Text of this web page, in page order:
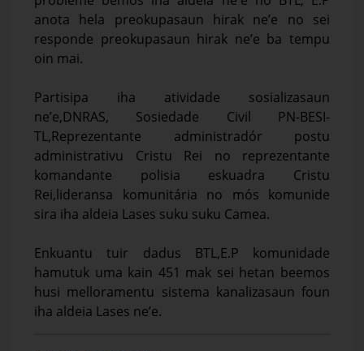
anota hela preokupasaun hirak ne’e no sei
responde preokupasaun hirak ne’e ba tempu
oin mai.
Partisipa iha atividade sosializasaun
ne’e,DNRAS, Sosiedade Civil PN-BESI-
TL,Reprezentante administradór postu
administrativu Cristu Rei no reprezentante
komandante polisia eskuadra Cristu
Rei,lideransa komunitária no mós komunide
sira iha aldeia Lases suku suku Camea.
Enkuantu tuir dadus BTL,E.P komunidade
hamutuk uma kain 451 mak sei hetan beemos
husi melloramentu sistema kanalizasaun foun
iha aldeia Lases ne’e.